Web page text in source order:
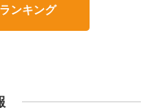
ンキング